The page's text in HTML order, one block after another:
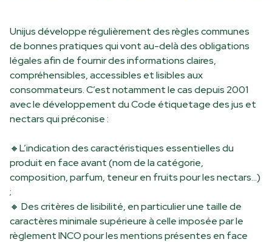
Unijus développe régulièrement des règles communes
de bonnes pratiques qui vont au-delà des obligations
légales afin de fournir des informations claires,
compréhensibles, accessibles et lisibles aux
consommateurs. C’est notamment le cas depuis 2001
avec le développement du Code étiquetage des jus et
nectars qui préconise :
🔸L’indication des caractéristiques essentielles du
produit en face avant (nom de la catégorie,
composition, parfum, teneur en fruits pour les nectars…)
;
🔸 Des critères de lisibilité, en particulier une taille de
caractères minimale supérieure à celle imposée par le
règlement INCO pour les mentions présentes en face